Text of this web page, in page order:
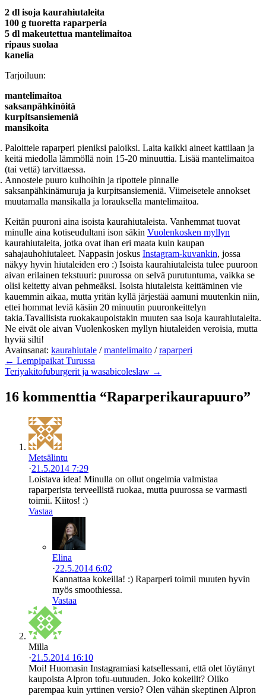
2 dl isoja kaurahiutaleita
100 g tuoretta raparperia
5 dl makeutettua mantelimaitoa
ripaus suolaa
kanelia
Tarjoiluun:
mantelimaitoa
saksanpähkinöitä
kurpitsansiemeniä
mansikoita
Paloittele raparperi pieniksi paloiksi. Laita kaikki aineet kattilaan ja
keitä miedolla lämmöllä noin 15-20 minuuttia. Lisää mantelimaitoa
(tai vettä) tarvittaessa.
Annostele puuro kulhoihin ja ripottele pinnalle
saksanpähkinämuruja ja kurpitsansiemeniä. Viimeisetele annokset
muutamalla mansikalla ja lorauksella mantelimaitoa.
Keitän puuroni aina isoista kaurahiutaleista. Vanhemmat tuovat
minulle aina kotiseudultani ison säkin Vuolenkosken myllyn
kaurahiutaleita, jotka ovat ihan eri maata kuin kaupan
sahajauhohiutaleet. Nappasin joskus Instagram-kuvankin, jossa
näkyy hyvin hiutaleiden ero :) Isoista kaurahiutaleista tulee puuroon
aivan erilainen tekstuuri: puurossa on selvä purutuntuma, vaikka se
olisi keitetty aivan pehmeäksi. Isoista hiutaleista keittäminen vie
kauemmin aikaa, mutta yritän kyllä järjestää aamuni muutenkin niin,
ettei hommat leviä käsiin 20 minuutin puuronkeittelyn
takia.Tavallisista ruokakaupoistakin muuten saa isoja kaurahiutaleita.
Ne eivät ole aivan Vuolenkosken myllyn hiutaleiden veroisia, mutta
hyviä silti!
Avainsanat: kaurahiutale /mantelimaito /raparperi
← Lempipaikat Turussa
Teriyakitofuburgerit ja wasabicoleslaw →
16 kommenttia “Raparperikaurapuuro”
Metsälintu
·21.5.2014 7:29
Loistava idea! Minulla on ollut ongelmia valmistaa
raparperista terveellistä ruokaa, mutta puurossa se varmasti
toimii. Kiitos! :)
Vastaa
Elina
·22.5.2014 6:02
Kannattaa kokeilla! :) Raparperi toimii muuten hyvin
myös smoothiessa.
Vastaa
Milla
·21.5.2014 16:10
Moi! Huomasin Instagramiasi katsellessani, että olet löytänyt
kaupoista Alpron tofu-uutuuden. Joko kokeilit? Oliko
parempaa kuin yrttinen versio? Olen vähän skeptinen Alpron